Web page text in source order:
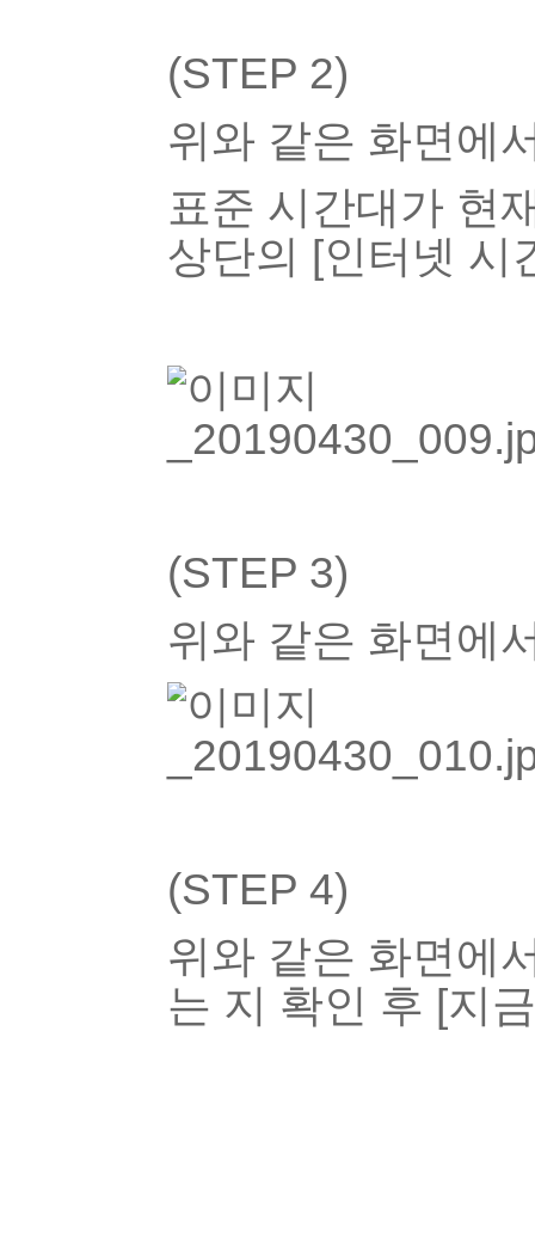
(STEP 2)
위와 같은 화면에
표준 시간대가 현
상단의 [인터넷 시
(STEP 3)
위와 같은 화면에
(STEP 4)
위와 같은 화면에
는 지 확인 후 [지